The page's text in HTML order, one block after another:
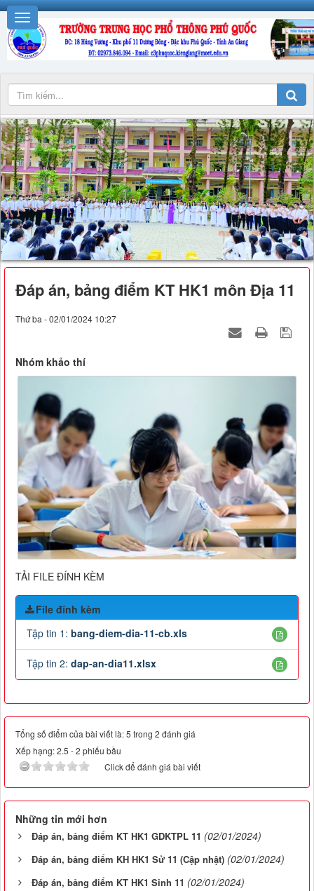
Đáp án, bảng điểm KT HK1 môn Địa 11
Thứ ba - 02/01/2024 10:27
Nhóm khảo thí
TẢI FILE ĐÍNH KÈM
File đính kèm
Tập tin 1: bang-diem-dia-11-cb.xls
Tập tin 2: dap-an-dia11.xlsx
Tổng số điểm của bài viết là: 5 trong 2 đánh giá
Xếp hạng:2.5 -2 phiếu bầu
Click để đánh giá bài viết
Những tin mới hơn
Đáp án, bảng điểm KT HK1 GDKTPL 11 (02/01/2024)
Đáp án, bảng điểm KH HK1 Sử 11 (Cập nhật) (02/01/2024)
Đáp án, bảng điểm KT HK1 Sinh 11 (02/01/2024)